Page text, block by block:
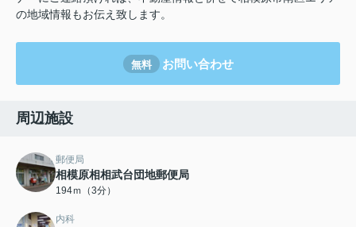
の地域情報もお伝え致します。
無料 お問い合わせ
周辺施設
郵便局
相模原相相武台団地郵便局
194ｍ（3分）
内科